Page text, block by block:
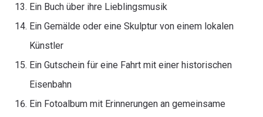
Ein Buch über ihre Lieblingsmusik
Ein Gemälde oder eine Skulptur von einem lokalen
Künstler
Ein Gutschein für eine Fahrt mit einer historischen
Eisenbahn
Ein Fotoalbum mit Erinnerungen an gemeinsame